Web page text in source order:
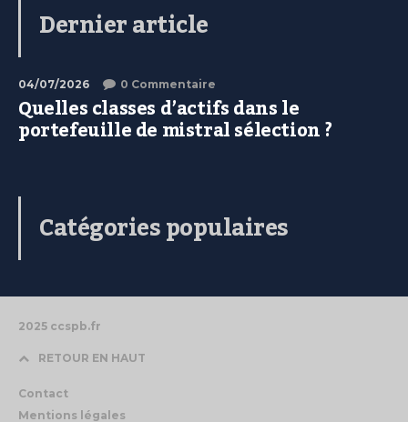
Dernier article
04/07/2026 0 Commentaire
Quelles classes d’actifs dans le
portefeuille de mistral sélection ?
Catégories populaires
2025 ccspb.fr
RETOUR EN HAUT
Contact
Mentions légales